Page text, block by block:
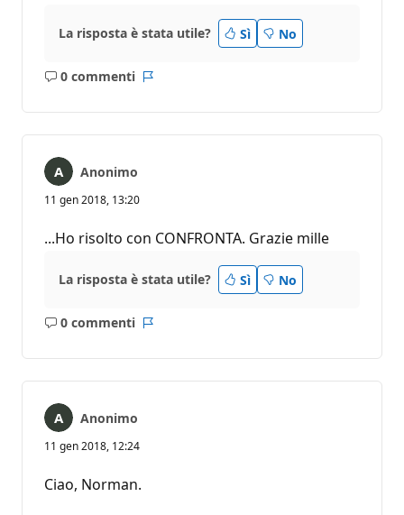
La risposta è stata utile? Sì No
0 commenti
Nessun
Report
Anonimo
11 gen 2018, 13:20
...Ho risolto con CONFRONTA. Grazie mille
La risposta è stata utile? Sì No
0 commenti
Nessun
Report
Anonimo
11 gen 2018, 12:24
Ciao, Norman.